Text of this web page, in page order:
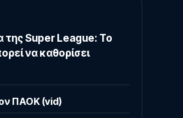
της Super League: Το
να καθορίσει
ΠΑΟΚ (vid)